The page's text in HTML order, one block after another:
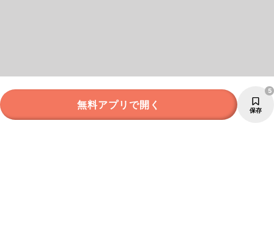
無料アプリで開く 保存
5